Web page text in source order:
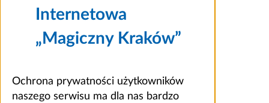
Internetowa
„Magiczny Kraków”
Ochrona prywatności użytkowników
naszego serwisu ma dla nas bardzo